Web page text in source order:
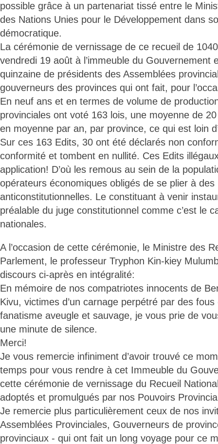
possible grâce à un partenariat tissé entre le
des Nations Unies pour le Développement dans
démocratique.
La cérémonie de vernissage de ce recueil de
vendredi 19 août à l’immeuble du Gouvernement
quinzaine de présidents des Assemblées
gouverneurs des provinces qui ont fait, pour
En neuf ans et en termes de volume de
provinciales ont voté 163 lois, une moyenne de
en moyenne par an, par province, ce qui est loin
Sur ces 163 Edits, 30 ont été déclarés non
conformité et tombent en nullité. Ces Edits
application! D’où les remous au sein de la
opérateurs économiques obligés de se plier à des
anticonstitutionnelles. Le constituant à venir
préalable du juge constitutionnel comme c’est le
nationales.
A l’occasion de cette cérémonie, le Ministre des
Parlement, le professeur Tryphon Kin-kiey
discours ci-après en intégralité:
En mémoire de nos compatriotes innocents de
Kivu, victimes d’un carnage perpétré par des fous
fanatisme aveugle et sauvage, je vous prie de
une minute de silence.
Merci!
Je vous remercie infiniment d’avoir trouvé ce
temps pour vous rendre à cet Immeuble du
cette cérémonie de vernissage du Recueil
adoptés et promulgués par nos Pouvoirs
Je remercie plus particulièrement ceux de nos
Assemblées Provinciales, Gouverneurs de
provinciaux - qui ont fait un long voyage pour ce